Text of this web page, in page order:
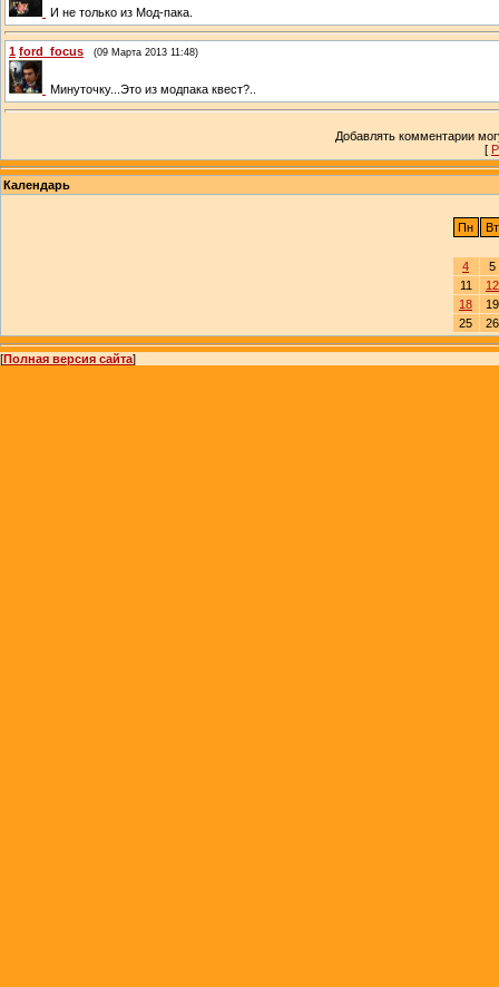
И не только из Мод-пака.
1 ford_focus (09 Марта 2013 11:48)
Минуточку...Это из модпака квест?..
Добавлять комментарии
[
Календарь
Пн Вт
4
5
11
12
18
19
25
26
[Полная версия сайта]